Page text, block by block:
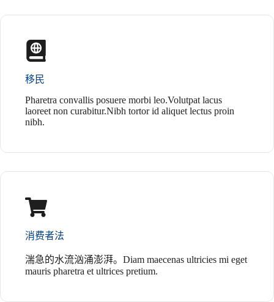
移民
Pharetra convallis posuere morbi leo.Volutpat lacus
laoreet non curabitur.Nibh tortor id aliquet lectus proin
nibh.
消费者法
湍急的水流汹涌澎湃。Diam maecenas ultricies mi eget
mauris pharetra et ultrices pretium.